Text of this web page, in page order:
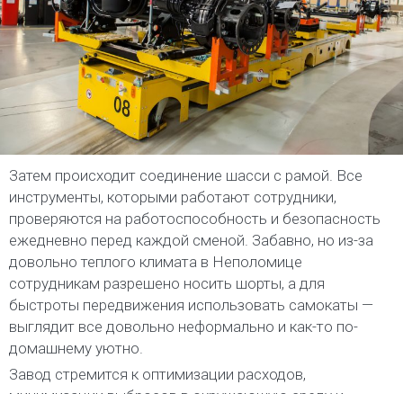
Затем происходит соединение шасси с рамой. Все
инструменты, которыми работают сотрудники,
проверяются на работоспособность и безопасность
ежедневно перед каждой сменой. Забавно, но из-за
довольно теплого климата в Неполомице
сотрудникам разрешено носить шорты, а для
быстроты передвижения использовать самокаты —
выглядит все довольно неформально и как-то по-
домашнему уютно.
Завод стремится к оптимизации расходов,